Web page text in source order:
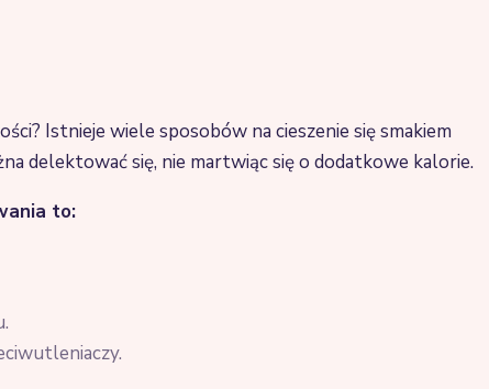
Istnieje wiele sposobów na cieszenie się smakiem
delektować się, nie martwiąc się o dodatkowe kalorie.
to: